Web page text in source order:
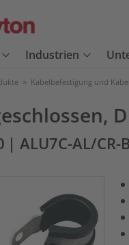
Industrien
> Kabelbefestigung und
| ALU7C-AL/CR-